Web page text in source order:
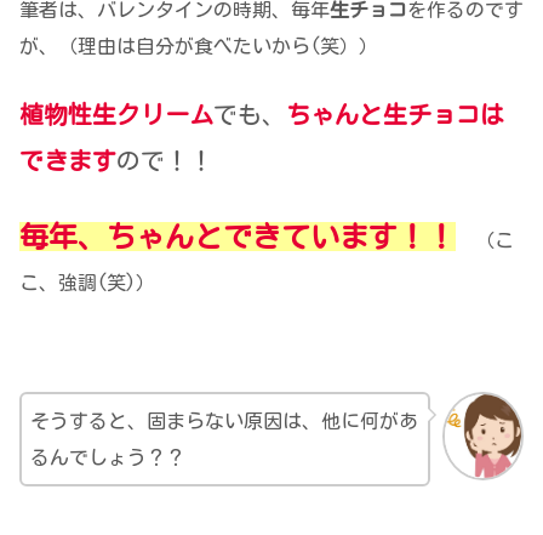
筆者は、バレンタインの時期、毎年生チョコを作るのです
が、（理由は自分が食べたいから(笑））
植物性生クリームでも、 ちゃんと生チョコは
できますので！！
毎年、ちゃんとできています！！ （こ
こ、強調(笑)）
そうすると、固まらない原因は、他に何があ
るんでしょう？？